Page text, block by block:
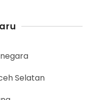
Selatan